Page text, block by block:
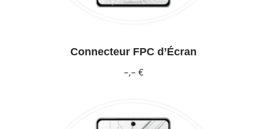
Connecteur FPC d’Écran
–,– €